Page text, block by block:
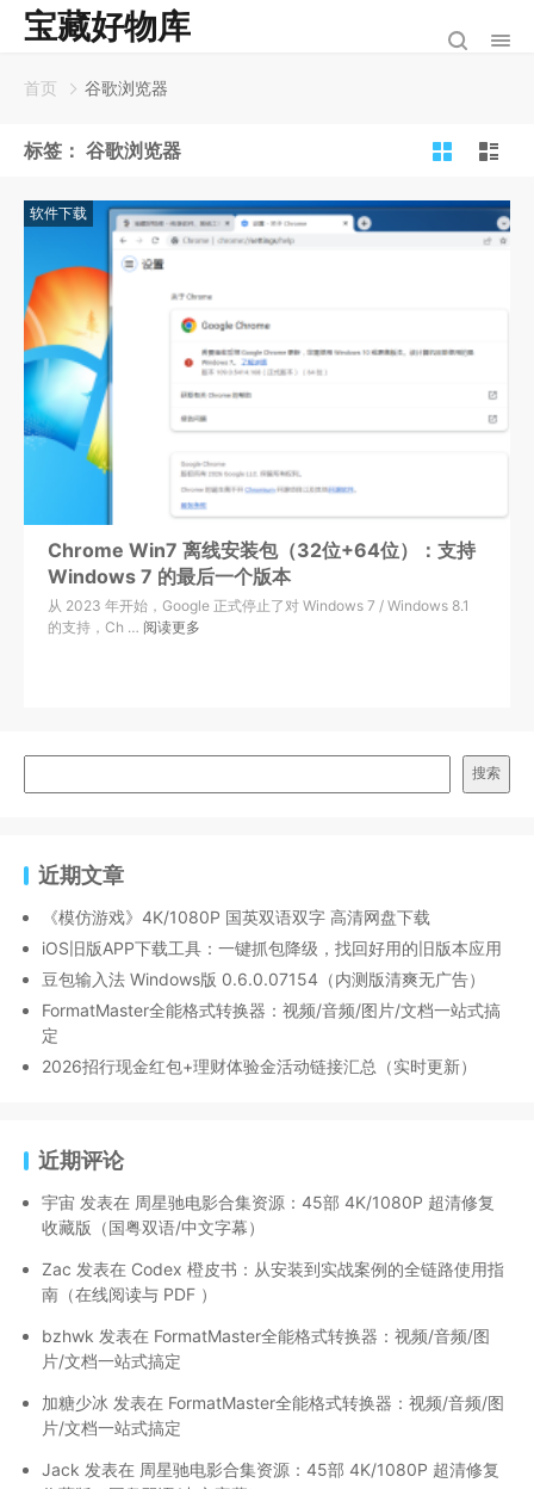
宝藏好物库
首页 谷歌浏览器
标签： 谷歌浏览器
软件下载
Chrome Win7 离线安装包（32位+64位）：支持
Windows 7 的最后一个版本
从 2023 年开始，Google 正式停止了对 Windows 7 / Windows 8.1
的支持，Ch … 阅读更多
搜索
近期文章
《模仿游戏》4K/1080P 国英双语双字 高清网盘下载
iOS旧版APP下载工具：一键抓包降级，找回好用的旧版本应用
豆包输入法 Windows版 0.6.0.07154（内测版清爽无广告）
FormatMaster全能格式转换器：视频/音频/图片/文档一站式搞
定
2026招行现金红包+理财体验金活动链接汇总（实时更新）
近期评论
宇宙 发表在 周星驰电影合集资源：45部 4K/1080P 超清修复
收藏版（国粤双语/中文字幕）
Zac 发表在 Codex 橙皮书：从安装到实战案例的全链路使用指
南（在线阅读与 PDF ）
bzhwk 发表在 FormatMaster全能格式转换器：视频/音频/图
片/文档一站式搞定
加糖少冰 发表在 FormatMaster全能格式转换器：视频/音频/图
片/文档一站式搞定
Jack 发表在 周星驰电影合集资源：45部 4K/1080P 超清修复